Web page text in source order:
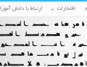
افتخارات ارتباط با دانش